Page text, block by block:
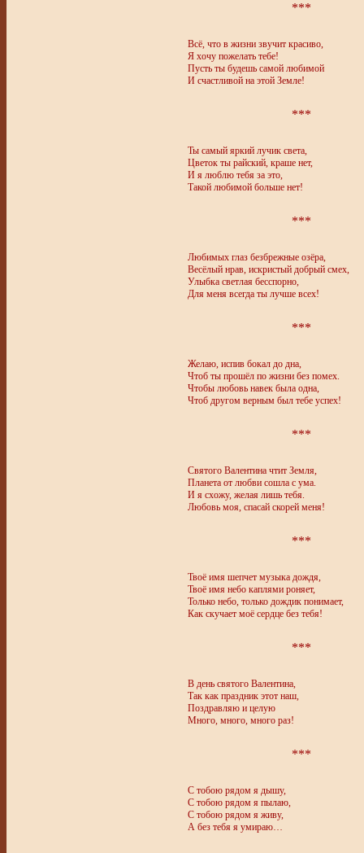
***
Всё, что в жизни звучит красиво,
Я хочу пожелать тебе!
Пусть ты будешь самой любимой
И счастливой на этой Земле!
***
Ты самый яркий лучик света,
Цветок ты райский, краше нет,
И я люблю тебя за это,
Такой любимой больше нет!
***
Любимых глаз безбрежные озёра,
Весёлый нрав, искристый добрый смех,
Улыбка светлая бесспорно,
Для меня всегда ты лучше всех!
***
Желаю, испив бокал до дна,
Чтоб ты прошёл по жизни без помех.
Чтобы любовь навек была одна,
Чтоб другом верным был тебе успех!
***
Святого Валентина чтит Земля,
Планета от любви сошла с ума.
И я схожу, желая лишь тебя.
Любовь моя, спасай скорей меня!
***
Твоё имя шепчет музыка дождя,
Твоё имя небо каплями роняет,
Только небо, только дождик понимает,
Как скучает моё сердце без тебя!
***
В день святого Валентина,
Так как праздник этот наш,
Поздравляю и целую
Много, много, много раз!
***
С тобою рядом я дышу,
С тобою рядом я пылаю,
С тобою рядом я живу,
А без тебя я умираю…